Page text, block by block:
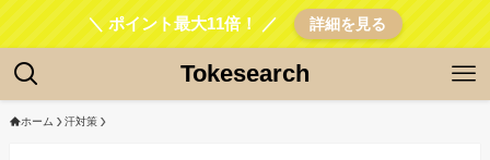
＼ ポイント最大11倍！ ／ 詳細を見る
Tokesearch
ホーム 汗対策